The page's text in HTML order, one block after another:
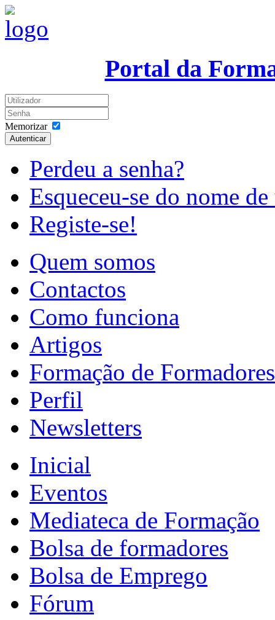
Portal da
Memorizar
Autenticar
Perdeu a senha?
Esqueceu-se do nome
Registe-se!
Quem somos
Contactos
Como funciona
Artigos
Formação de Formadores
Perfil
Newsletters
Inicial
Eventos
Mediateca de Formação
Bolsa de formadores
Bolsa de Emprego
Fórum